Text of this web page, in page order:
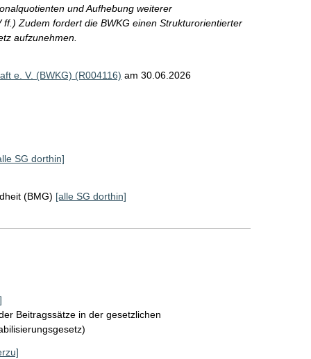
und Aufhebung weiterer
Zudem fordert die BWKG einen Strukturorientierter
aufzunehmen.
e. V. (BWKG) (R004116) am 30.06.2026
SG dorthin]
(BMG) [alle SG dorthin]
Beitragssätze in der gesetzlichen